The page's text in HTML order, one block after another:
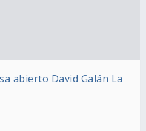
abierto David Galán La